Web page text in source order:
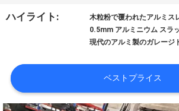
い
工
場
ハイライト: 木粒粉で覆われたアルミス
0.5mm アルミニウム スラ
現代のアルミ製のガレージ
ベストプライス